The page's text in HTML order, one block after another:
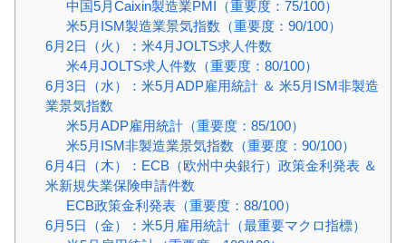
中国5月Caixin製造業PMI（重要度：75/100）
米5月ISM製造業景気指数（重要度：90/100）
6月2日（火）：米4月JOLTS求人件数
米4月JOLTS求人件数（重要度：80/100）
6月3日（水）：米5月ADP雇用統計 ＆ 米5月ISM非製造
業景気指数
米5月ADP雇用統計（重要度：85/100）
米5月ISM非製造業景気指数（重要度：90/100）
6月4日（木）：ECB（欧州中央銀行）政策金利発表 ＆
米新規失業保険申請件数
ECB政策金利発表（重要度：88/100）
6月5日（金）：米5月雇用統計（最重要マクロ指標）